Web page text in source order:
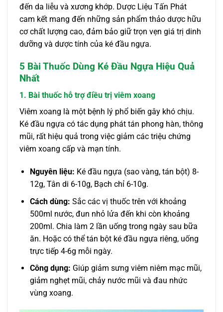
đến da liễu và xương khớp. Dược Liệu Tấn Phát
cam kết mang đến những sản phẩm thảo dược hữu
cơ chất lượng cao, đảm bảo giữ trọn vẹn giá trị dinh
dưỡng và dược tính của ké đầu ngựa.
5 Bài Thuốc Dùng Ké Đầu Ngựa Hiệu Quả
Nhất
1. Bài thuốc hỗ trợ điều trị viêm xoang
Viêm xoang là một bệnh lý phổ biến gây khó chịu.
Ké đầu ngựa có tác dụng phát tán phong hàn, thông
mũi, rất hiệu quả trong việc giảm các triệu chứng
viêm xoang cấp và mạn tính.
Nguyên liệu: Ké đầu ngựa (sao vàng, tán bột) 8-
12g, Tân di 6-10g, Bạch chỉ 6-10g.
Cách dùng: Sắc các vị thuốc trên với khoảng
500ml nước, đun nhỏ lửa đến khi còn khoảng
200ml. Chia làm 2 lần uống trong ngày sau bữa
ăn. Hoặc có thể tán bột ké đầu ngựa riêng, uống
trực tiếp 4-6g mỗi ngày.
Công dụng: Giúp giảm sưng viêm niêm mạc mũi,
giảm nghẹt mũi, chảy nước mũi và đau nhức
vùng xoang.